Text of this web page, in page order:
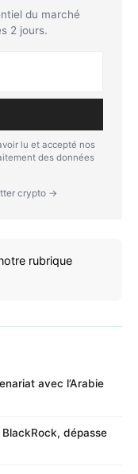
du marché
2 jours.
lu et accepté nos
des données
crypto →
rubrique
avec l’Arabie
dépasse